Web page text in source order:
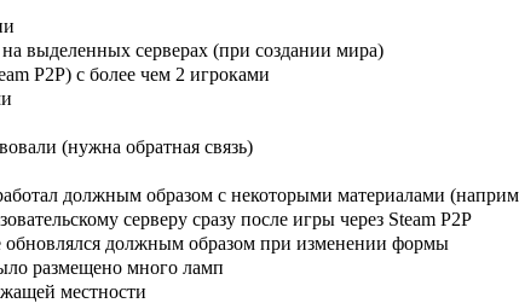
выделенных серверах (при создании мира)
P2P) с более чем 2 игроками
(нужна обратная связь)
должным образом с некоторыми материалами
серверу сразу после игры через Steam P2P
обновлялся должным образом при изменении формы
размещено много ламп
местности